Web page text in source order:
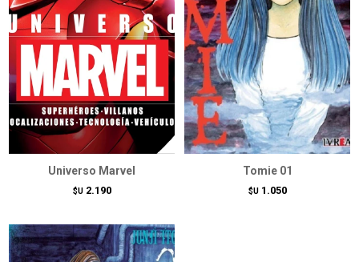
Universo Marvel
$U 2.190
Tomie 01
$U 1.050